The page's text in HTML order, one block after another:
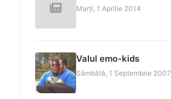
Marți, 1 Aprilie 2014
Valul emo-kids
Sâmbătă, 1 Septembrie 2007